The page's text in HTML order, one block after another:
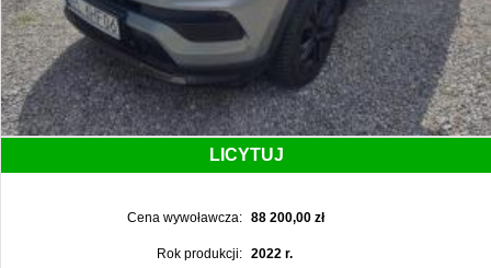
LICYTUJ
Cena wywoławcza: 88 200,00 zł
Rok produkcji:
2022 r.